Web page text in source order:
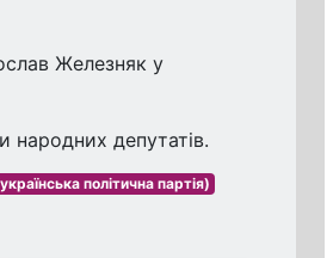
Железняк у
депутатів.
політична партія)